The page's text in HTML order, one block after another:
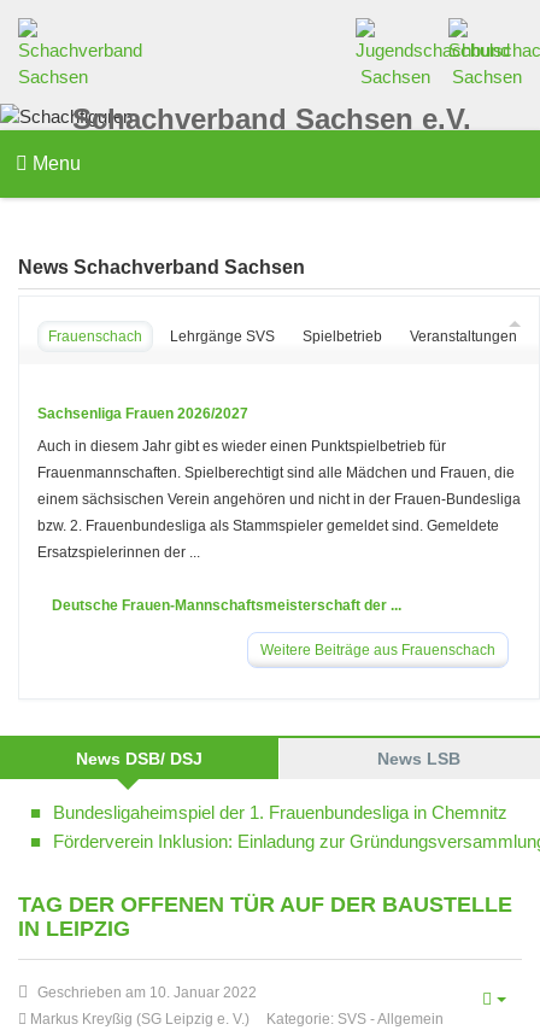
Schachverband Sachsen e.V.
Menu
News Schachverband Sachsen
Frauenschach Lehrgänge SVS Spielbetrieb Veranstaltungen
Sachsenliga Frauen 2026/2027
Auch in diesem Jahr gibt es wieder einen Punktspielbetrieb für
Frauenmannschaften. Spielberechtigt sind alle Mädchen und Frauen, die
einem sächsischen Verein angehören und nicht in der Frauen-Bundesliga
bzw. 2. Frauenbundesliga als Stammspieler gemeldet sind. Gemeldete
Ersatzspielerinnen der ...
Deutsche Frauen-Mannschaftsmeisterschaft der ...
Weitere Beiträge aus Frauenschach
News DSB/ DSJ News LSB
Bundesligaheimspiel der 1. Frauenbundesliga in Chemnitz
Förderverein Inklusion: Einladung zur
TAG DER OFFENEN TÜR AUF DER BAUSTELLE
IN LEIPZIG
Geschrieben am 10. Januar 2022
Markus Kreyßig (SG Leipzig e. V.)
Kategorie: SVS -Allgemein